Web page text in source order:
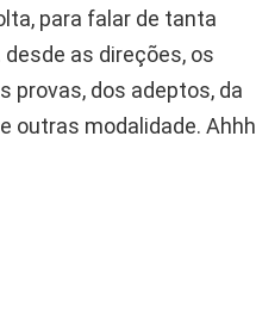
para falar de tanta
as direções, os
provas, dos adeptos, da
outras modalidade. Ahhh